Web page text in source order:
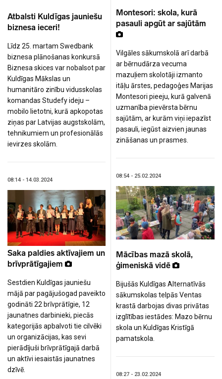
Atbalsti Kuldīgas jauniešu
biznesa ieceri!
Līdz 25. martam Swedbank
biznesa plānošanas konkursā
Biznesa skices var nobalsot par
Kuldīgas Mākslas un
humanitāro zinību vidusskolas
komandas Studefy ideju –
mobilo lietotni, kurā apkopotas
ziņas par Latvijas augstskolām,
tehnikumiem un profesionālās
ievirzes skolām.
08:14 - 14.03.2024
Saka paldies aktīvajiem un
brīvprātīgajiem
Sestdien Kuldīgas jauniešu
mājā par pagājušogad paveikto
godināti 22 brīvprātīgie, 12
jaunatnes darbinieki, piecās
kategorijās apbalvoti tie cilvēki
un organizācijas, kas sevi
pierādījuši brīvprātīgajā darbā
un aktīvi iesaistās jaunatnes
dzīvē.
Montesori: skola, kurā
pasauli apgūt ar sajūtām
Vilgāles sākumskolā arī darbā
ar bērnudārza vecuma
mazuļiem skolotāji izmanto
itāļu ārstes, pedagoģes Marijas
Montesori pieeju, kurā galvenā
uzmanība pievērsta bērnu
sajūtām, ar kurām viņi iepazīst
pasauli, iegūst aizvien jaunas
zināšanas un prasmes.
08:54 - 25.02.2024
Mācības mazā skolā,
ģimeniskā vidē
Bijušās Kuldīgas Alternatīvās
sākumskolas telpās Ventas
krastā darbojas divas privātas
izglītības iestādes: Mazo bērnu
skola un Kuldīgas Kristīgā
pamatskola.
08:27 - 23.02.2024